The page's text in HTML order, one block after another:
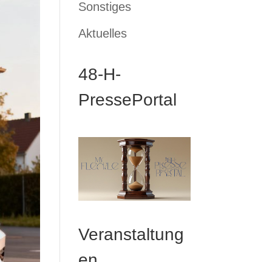
Sonstiges
Aktuelles
48-H-
PressePortal
Veranstaltung